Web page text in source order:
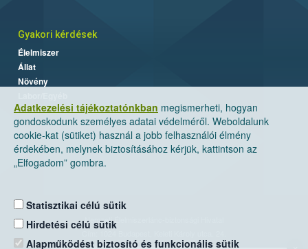
Adatkezelési tájékoztatónkban megismerheti, hogyan
gondoskodunk személyes adatai védelméről. Weboldalunk
cookie-kat (sütiket) használ a jobb felhasználói élmény
érdekében, melynek biztosításához kérjük, kattintson az
„Elfogadom” gombra.
Statisztikai célú sütik
Hirdetési célú sütik
Alapműködést biztosító és funkcionális sütik
Gyakori kérdések
Élelmiszer
Állat
Növény
Nemzeti Élelmiszerlánc-biztonsági Hivatal
Levelezési cím: 1525 Budapest. Pf. 30.